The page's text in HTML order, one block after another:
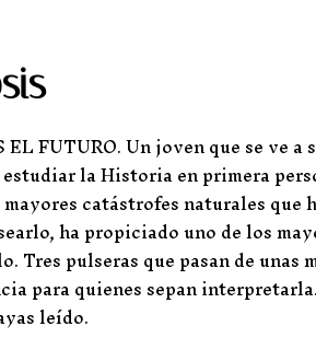
EL FUTURO. Un joven que se ve
la Historia en primera
catástrofes naturales
ha propiciado uno de los
Tres pulseras que pasan de
para quienes sepan
leído.